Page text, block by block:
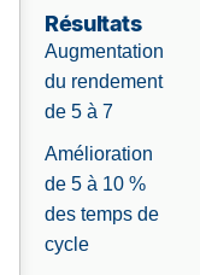
Résultats
Augmentation
du rendement
de 5 à 7
Amélioration
de 5 à 10 %
des temps de
cycle